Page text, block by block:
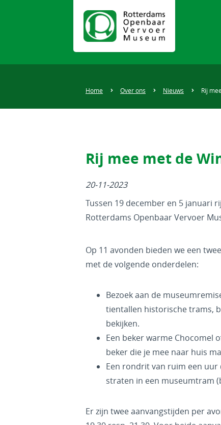
Home Over ons Nieuws Rij
Rij mee met de
20-11-2023
Tussen 19 december en 5 januari
Rotterdams Openbaar Vervoer
Op 11 avonden bieden we een
met de volgende onderdelen:
Bezoek aan de
tientallen historische trams,
bekijken.
Een beker warme Chocomel
beker die je mee naar huis
Een rondrit van ruim een
straten in een museumtram
Er zijn twee aanvangstijden per